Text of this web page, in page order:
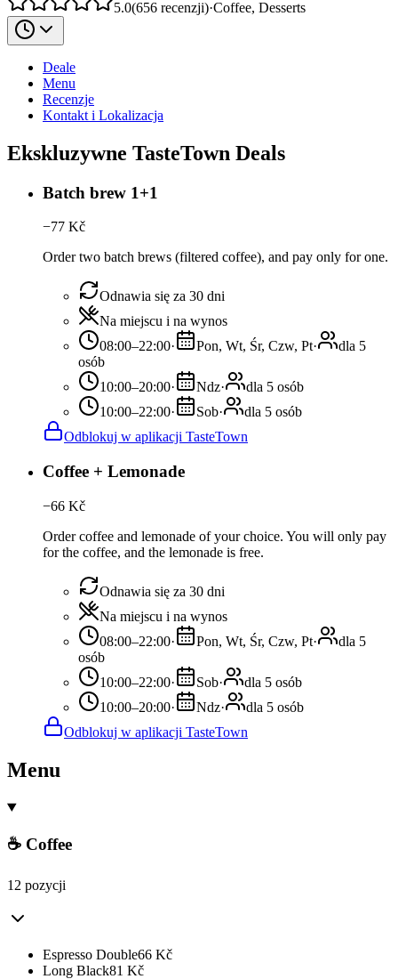
5.0(656 recenzji)·Coffee, Desserts
Deale
Menu
Recenzje
Kontakt i Lokalizacja
Ekskluzywne TasteTown Deals
Batch brew 1+1
−77 Kč
Order two batch brews (filtered coffee), and pay only for one.
Odnawia się za 30 dni
Na miejscu i na wynos
08:00–22:00· Pon, Wt, Śr, Czw, Pt·
dla 5
osób
10:00–20:00· Ndz·
dla 5 osób
10:00–22:00· Sob·
dla 5 osób
Odblokuj w aplikacji TasteTown
Coffee + Lemonade
−66 Kč
Order coffee and lemonade of your choice. You will only pay
for the coffee, and the lemonade is free.
Odnawia się za 30 dni
Na miejscu i na wynos
08:00–22:00· Pon, Wt, Śr, Czw, Pt·
dla 5
osób
10:00–22:00· Sob·
dla 5 osób
10:00–20:00· Ndz·
dla 5 osób
Odblokuj w aplikacji TasteTown
Menu
☕ Coffee
12 pozycji
Espresso Double66 Kč
Long Black81 Kč